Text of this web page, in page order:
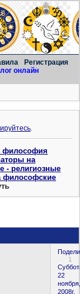
Регистрация
онлайн
.
философия
на
- религиозные
философские
1
22
ноября,
2008г.